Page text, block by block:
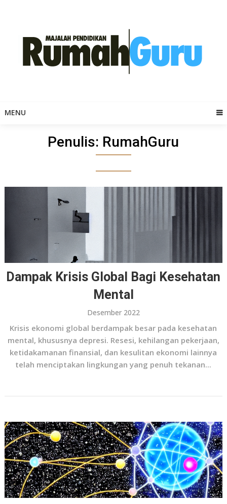
MENU
Penulis: RumahGuru
Dampak Krisis Global Bagi Kesehatan
Mental
Desember 2022
Krisis ekonomi global berdampak besar pada kesehatan
mental, khususnya depresi. Resesi, kehilangan pekerjaan,
ketidakamanan finansial, dan kesulitan ekonomi lainnya
telah menciptakan lingkungan yang penuh tekanan...